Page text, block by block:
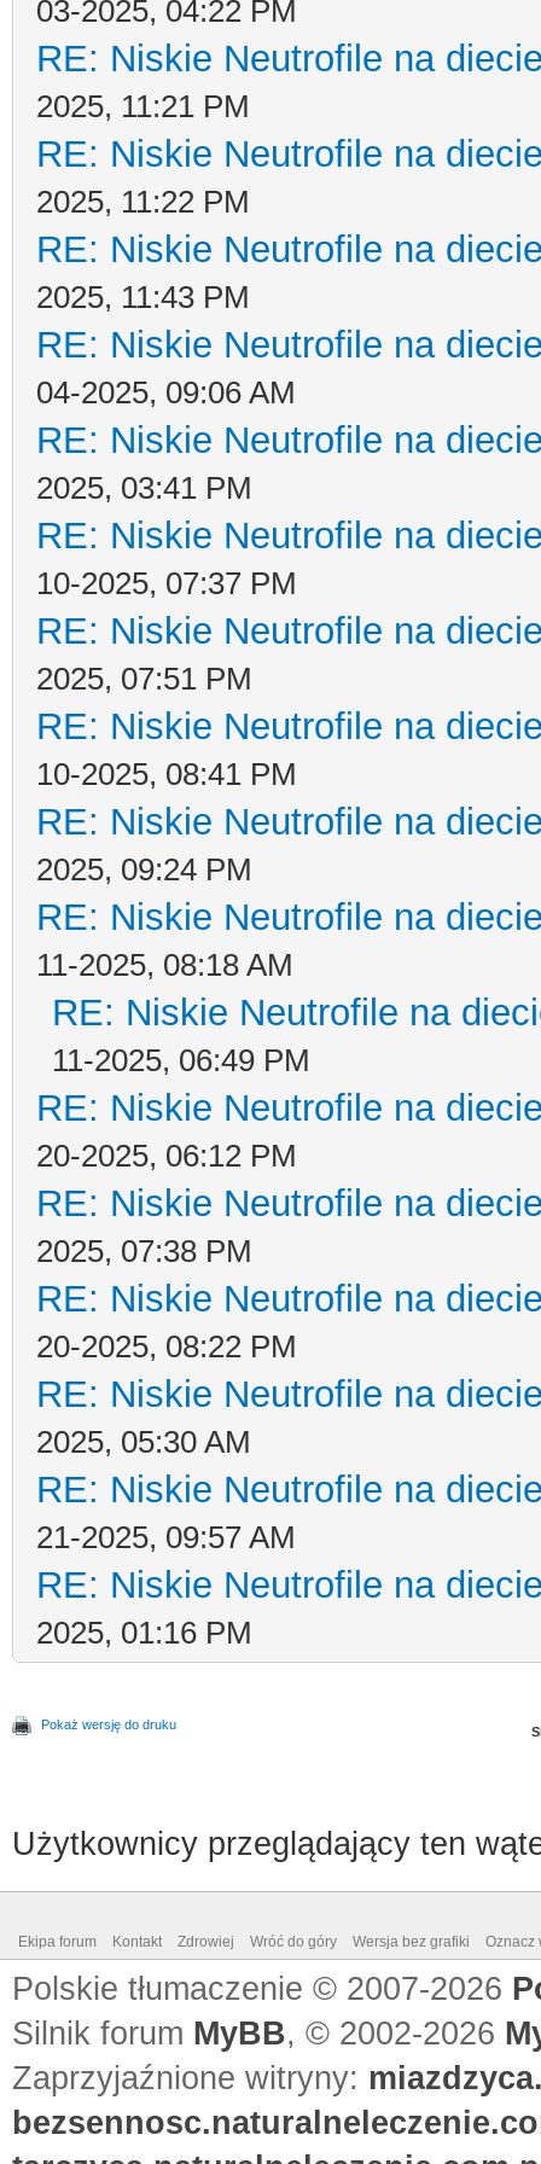
03-2025, 04:22 PM
RE: Niskie Neutrofile na
2025, 11:21 PM
RE: Niskie Neutrofile na
2025, 11:22 PM
RE: Niskie Neutrofile na
2025, 11:43 PM
RE: Niskie Neutrofile na
04-2025, 09:06 AM
RE: Niskie Neutrofile na
2025, 03:41 PM
RE: Niskie Neutrofile na
10-2025, 07:37 PM
RE: Niskie Neutrofile na
2025, 07:51 PM
RE: Niskie Neutrofile na
10-2025, 08:41 PM
RE: Niskie Neutrofile na
2025, 09:24 PM
RE: Niskie Neutrofile na
11-2025, 08:18 AM
RE: Niskie Neutrofile na
11-2025, 06:49 PM
RE: Niskie Neutrofile na
20-2025, 06:12 PM
RE: Niskie Neutrofile na
2025, 07:38 PM
RE: Niskie Neutrofile na
20-2025, 08:22 PM
RE: Niskie Neutrofile na
2025, 05:30 AM
RE: Niskie Neutrofile na
21-2025, 09:57 AM
RE: Niskie Neutrofile na
2025, 01:16 PM
Pokaż wersję do druku
Użytkownicy przeglądający ten
Ekipa forum Kontakt Zdrowiej Wróć do góry Wersja bez grafiki Oznacz
Polskie tłumaczenie © 2007-2026
Silnik forum MyBB, © 2002-2026
Zaprzyjaźnione witryny: